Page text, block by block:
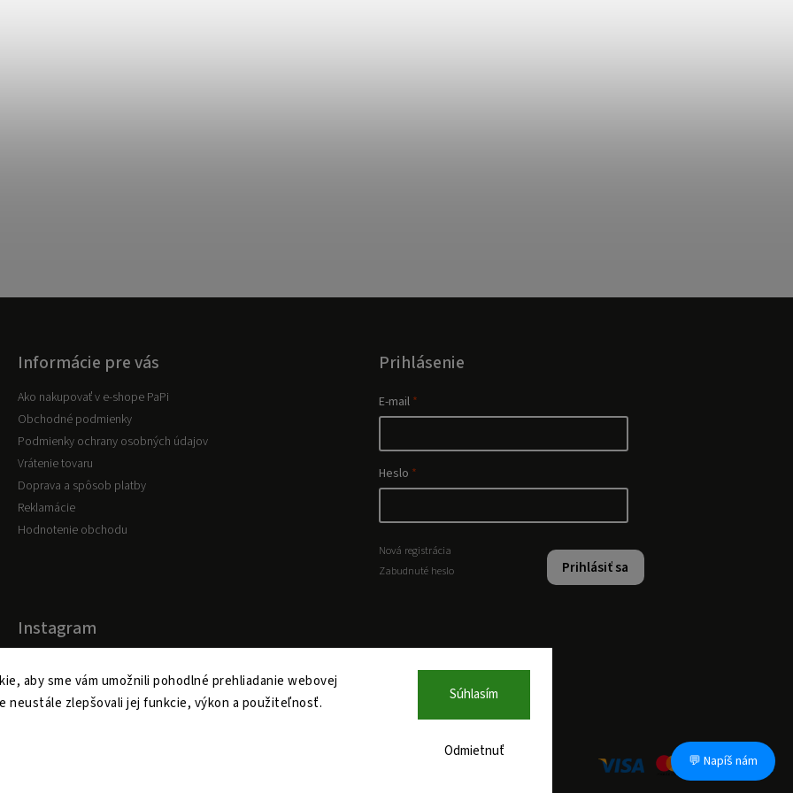
aby sme vám umožnili pohodlné prehliadanie webovej
neustále zlepšovali jej funkcie, výkon a použiteľnosť.
Odmietnuť
Súhlasím
Informácie pre vás
Ako nakupovať v e-shope PaPi
Obchodné podmienky
Podmienky ochrany osobných údajov
Vrátenie tovaru
Doprava a spôsob platby
Reklamácie
Hodnotenie obchodu
Prihlásenie
E-mail
Heslo
Prihlásiť sa
Nová registrácia
Zabudnuté heslo
Instagram
Copyright 2026www.papi.sk. Všetky práva vyhradené.
💬 Napíš nám